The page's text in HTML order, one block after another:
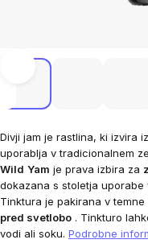
Divji jam je rastlina, ki izvira
uporablja v tradicionalnem
Wild Yam je prava izbira za
dokazana s stoletja
Tinktura je pakirana v
pred svetlobo . Tinkturo
vodi ali soku. Podrobne